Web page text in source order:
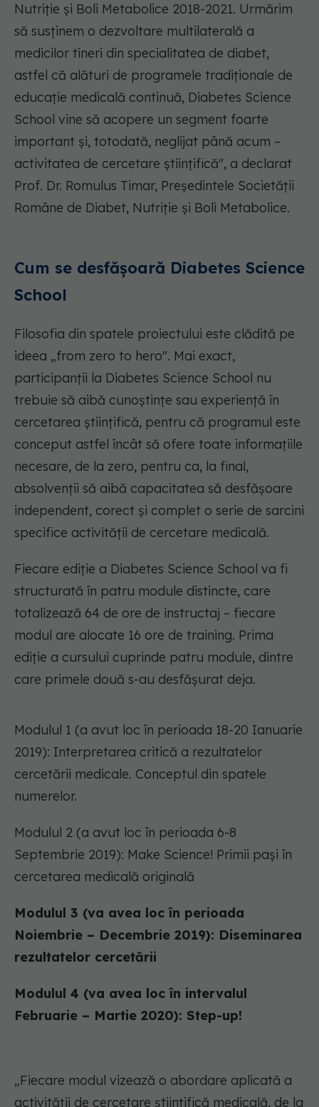
Nutriție și Boli Metabolice 2018-2021. Urmărim
să susținem o dezvoltare multilaterală a
medicilor tineri din specialitatea de diabet,
astfel că alături de programele tradiționale de
educație medicală continuă, Diabetes Science
School vine să acopere un segment foarte
important și, totodată, neglijat până acum –
activitatea de cercetare științifică", a declarat
Prof. Dr. Romulus Timar, Președintele Societății
Române de Diabet, Nutriție și Boli Metabolice.
Cum se desfășoară Diabetes Science
School
Filosofia din spatele proiectului este clădită pe
ideea „from zero to hero". Mai exact,
participanții la Diabetes Science School nu
trebuie să aibă cunoștințe sau experiență în
cercetarea științifică, pentru că programul este
conceput astfel încât să ofere toate informațiile
necesare, de la zero, pentru ca, la final,
absolvenții să aibă capacitatea să desfășoare
independent, corect și complet o serie de sarcini
specifice activității de cercetare medicală.
Fiecare ediție a Diabetes Science School va fi
structurată în patru module distincte, care
totalizează 64 de ore de instructaj – fiecare
modul are alocate 16 ore de training. Prima
ediție a cursului cuprinde patru module, dintre
care primele două s-au desfășurat deja.
Modulul 1 (a avut loc în perioada 18-20 Ianuarie
2019): Interpretarea critică a rezultatelor
cercetării medicale. Conceptul din spatele
numerelor.
Modulul 2 (a avut loc în perioada 6-8
Septembrie 2019): Make Science! Primii pași în
cercetarea medicală originală
Modulul 3 (va avea loc în perioada
Noiembrie – Decembrie 2019): Diseminarea
rezultatelor cercetării
Modulul 4 (va avea loc în intervalul
Februarie – Martie 2020): Step-up!
„Fiecare modul vizează o abordare aplicată a
activității de cercetare științifică medicală, de la